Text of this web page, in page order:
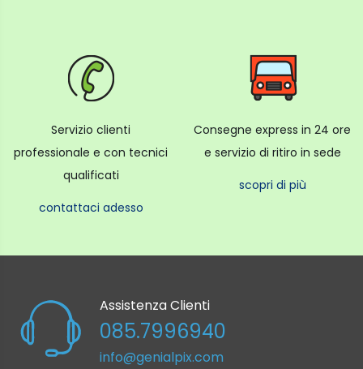
Servizio clienti
professionale e con tecnici
qualificati
contattaci adesso
Consegne express in 24 ore
e servizio di ritiro in sede
scopri di più
Assistenza Clienti
085.7996940
info@genialpix.com